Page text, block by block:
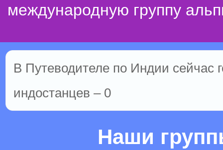
международную группу
В Путеводителе по Индии сейчас
индостанцев – 0
Наши